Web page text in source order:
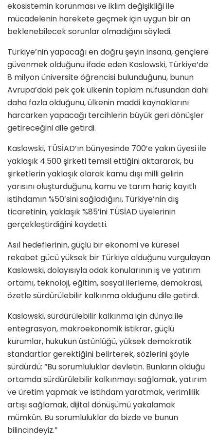
ekosistemin korunması ve iklim değişikliği ile
mücadelenin harekete geçmek için uygun bir an
beklenebilecek sorunlar olmadığını söyledi.
Türkiye’nin yapacağı en doğru şeyin insana, gençlere
güvenmek olduğunu ifade eden Kaslowski, Türkiye’de
8 milyon üniversite öğrencisi bulunduğunu, bunun
Avrupa’daki pek çok ülkenin toplam nüfusundan dahi
daha fazla olduğunu, ülkenin maddi kaynaklarını
harcarken yapacağı tercihlerin büyük geri dönüşler
getireceğini dile getirdi.
Kaslowski, TÜSİAD’ın bünyesinde 700’e yakın üyesi ile
yaklaşık 4.500 şirketi temsil ettiğini aktararak, bu
şirketlerin yaklaşık olarak kamu dışı milli gelirin
yarısını oluşturduğunu, kamu ve tarım hariç kayıtlı
istihdamın %50’sini sağladığını, Türkiye’nin dış
ticaretinin, yaklaşık %85’ini TÜSİAD üyelerinin
gerçekleştirdiğini kaydetti.
Asıl hedeflerinin, güçlü bir ekonomi ve küresel
rekabet gücü yüksek bir Türkiye olduğunu vurgulayan
Kaslowski, dolayısıyla odak konularının iş ve yatırım
ortamı, teknoloji, eğitim, sosyal ilerleme, demokrasi,
özetle sürdürülebilir kalkınma olduğunu dile getirdi.
Kaslowski, sürdürülebilir kalkınma için dünya ile
entegrasyon, makroekonomik istikrar, güçlü
kurumlar, hukukun üstünlüğü, yüksek demokratik
standartlar gerektiğini belirterek, sözlerini şöyle
sürdürdü: “Bu sorumluluklar devletin. Bunların olduğu
ortamda sürdürülebilir kalkınmayı sağlamak, yatırım
ve üretim yapmak ve istihdam yaratmak, verimlilik
artışı sağlamak, dijital dönüşümü yakalamak
mümkün. Bu sorumluluklar da bizde ve bunun
bilincindeyiz.”